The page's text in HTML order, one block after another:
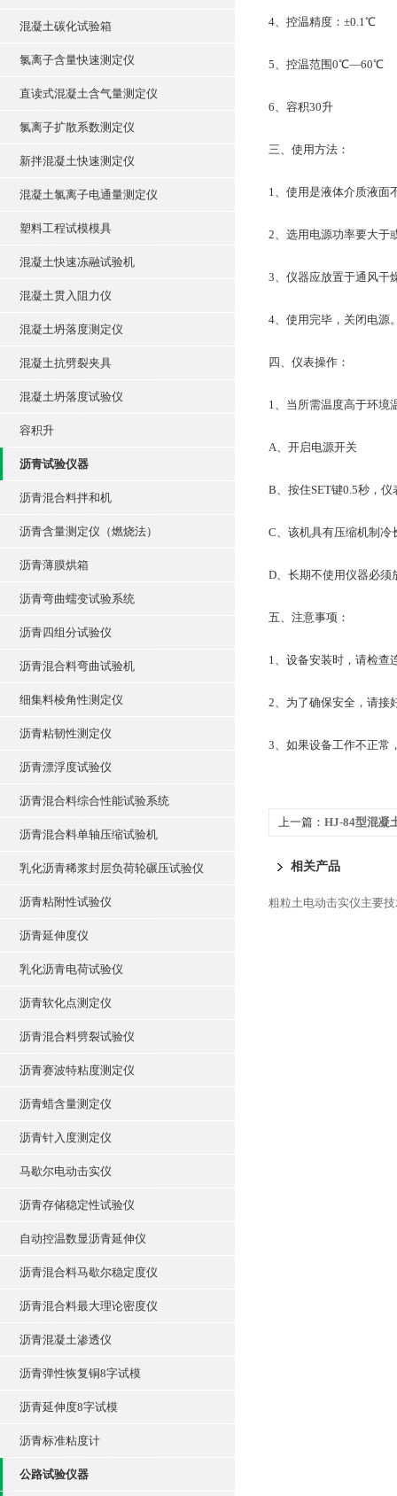
混凝土碳化试验箱
氯离子含量快速测定仪
直读式混凝土含气量测定仪
氯离子扩散系数测定仪
新拌混凝土快速测定仪
混凝土氯离子电通量测定仪
塑料工程试模模具
混凝土快速冻融试验机
混凝土贯入阻力仪
混凝土坍落度测定仪
混凝土抗劈裂夹具
混凝土坍落度试验仪
容积升
沥青试验仪器
沥青混合料拌和机
沥青含量测定仪（燃烧法）
沥青薄膜烘箱
沥青弯曲蠕变试验系统
沥青四组分试验仪
沥青混合料弯曲试验机
细集料棱角性测定仪
沥青粘韧性测定仪
沥青漂浮度试验仪
沥青混合料综合性能试验系统
沥青混合料单轴压缩试验机
乳化沥青稀浆封层负荷轮碾压试验仪
沥青粘附性试验仪
沥青延伸度仪
乳化沥青电荷试验仪
沥青软化点测定仪
沥青混合料劈裂试验仪
沥青赛波特粘度测定仪
沥青蜡含量测定仪
沥青针入度测定仪
马歇尔电动击实仪
沥青存储稳定性试验仪
自动控温数显沥青延伸仪
沥青混合料马歇尔稳定度仪
沥青混合料最大理论密度仪
沥青混凝土渗透仪
沥青弹性恢复铜8字试模
沥青延伸度8字试模
沥青标准粘度计
公路试验仪器
4、控温精度：±0.1℃
5、控温范围0℃—60℃
6、容积30升
三、使用方法：
1、使用是液体介质液面
2、选用电源功率要大于
3、仪器应放置于通风干
4、使用完毕，关闭电源
四、仪表操作：
1、当所需温度高于环境
A、开启电源开关
B、按住SET键0.5秒，
C、该机具有压缩机制冷
D、长期不使用仪器必须
五、注意事项：
1、设备安装时，请检查
2、为了确保安全，请接
3、如果设备工作不正常
上一篇： HJ-84型混凝
相关产品
粗粒土电动击实仪主要